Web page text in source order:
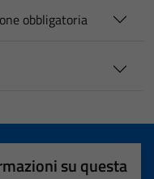
obbligatoria
su questa